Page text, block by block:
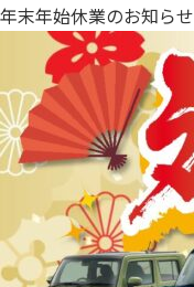
年末年始休業のお知らせ